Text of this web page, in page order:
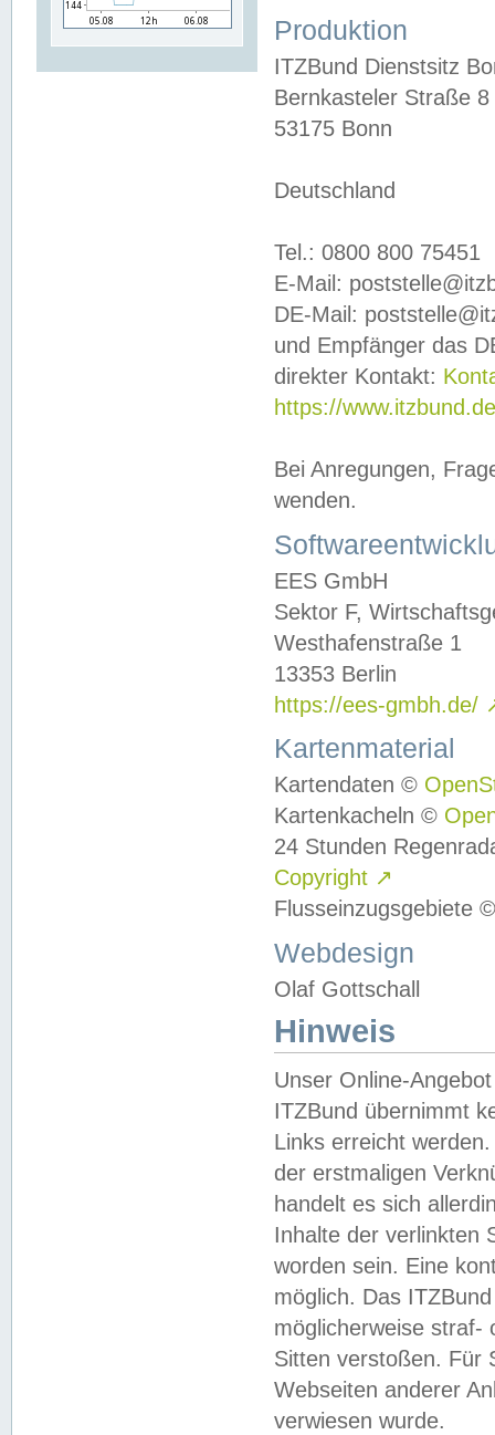
Produktion
ITZBund Dienstsitz
Bernkasteler Straße 8
53175 Bonn
Deutschland
Tel.: 0800 800 75451
E-Mail:
DE-Mail:
und Empfänger das
direkter Kontakt:
https://
Bei Anregungen,
wenden.
EES GmbH
Sektor F,
Westhafenstraße 1
13353 Berlin
https://ees-gmbh.de/
Kartenmaterial
Kartendaten ©
Kartenkacheln ©
24 Stunden
Copyright ↗
Flusseinzugsgebiete
Webdesign
Olaf Gottschall
Hinweis
Unser Online-
ITZBund übernimmt
Links erreicht
der erstmaligen
handelt es sich
Inhalte der verlinkten
worden sein. Eine
möglich. Das
möglicherweise straf-
Sitten verstoßen. Für
Webseiten anderer
verwiesen wurde.